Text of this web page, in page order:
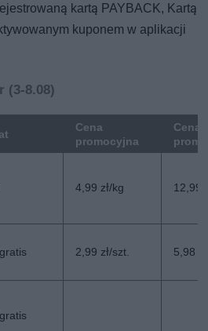
kartą PAYBACK, Kartą
kuponem w aplikacji
(3-8.08)
Cena
promocyjna
Cena
4,99 zł/kg 12,99
2,99 zł/szt. 5,98